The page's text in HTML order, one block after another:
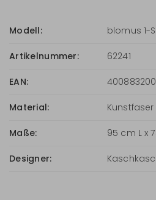
Modell: blomus 1-
Artikelnummer: 62241
EAN:
Material: Kunstfaser
Maße: 95 cm L x
Designer: